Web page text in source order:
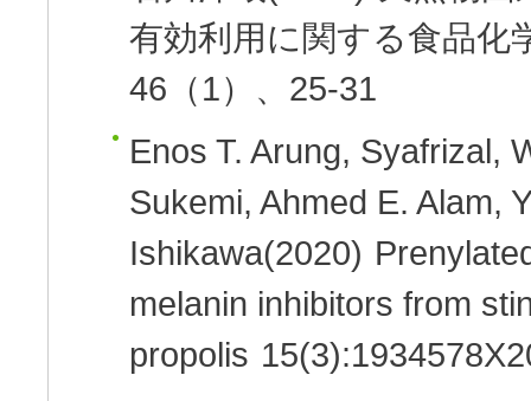
有効利用に関する食品化
46（1）、25-31
Enos T. Arung, Syafrizal,
Sukemi, Ahmed E. Alam,
Ishikawa(2020)
melanin inhibitors from
propolis